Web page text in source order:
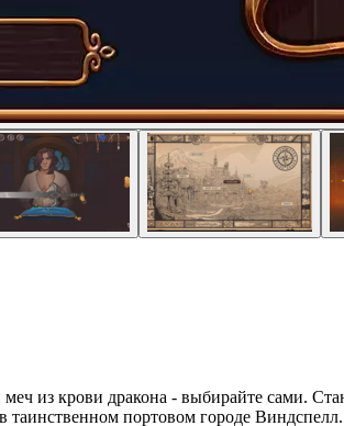
из крови дракона - выбирайте сами.
таинственном портовом городе Виндспелл.